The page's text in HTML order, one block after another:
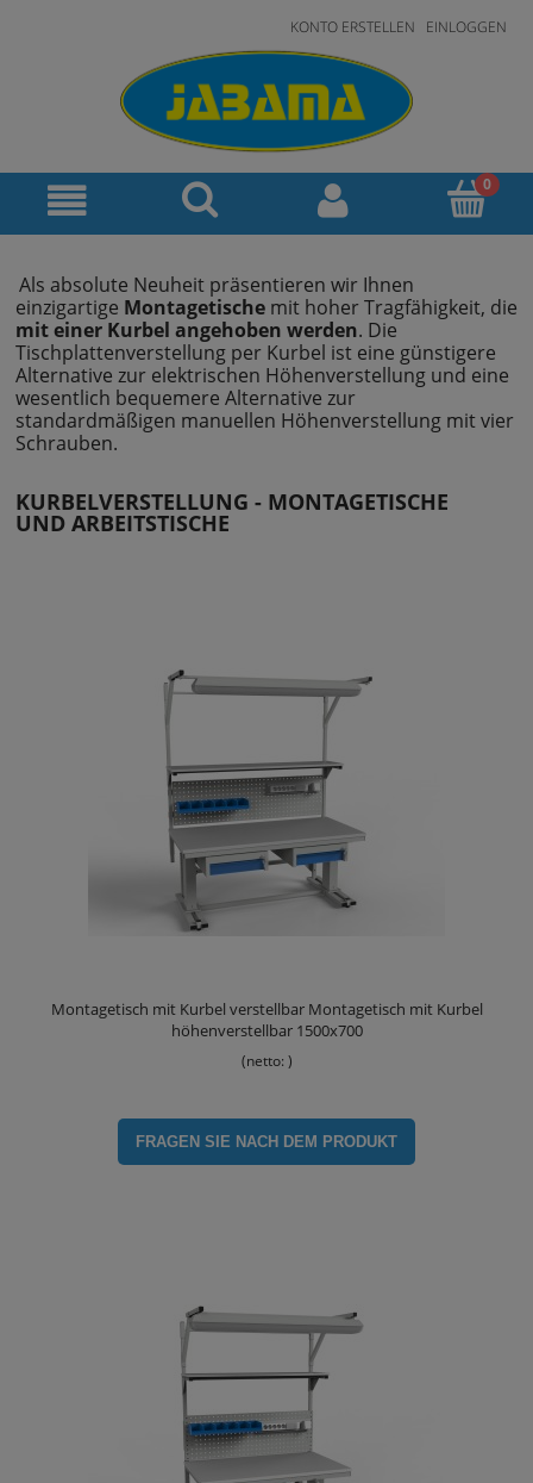
KONTO ERSTELLEN EINLOGGEN
Als absolute Neuheit präsentieren wir Ihnen
einzigartige Montagetische mit hoher Tragfähigkeit, die
mit einer Kurbel angehoben werden. Die
Tischplattenverstellung per Kurbel ist eine günstigere
Alternative zur elektrischen Höhenverstellung und eine
wesentlich bequemere Alternative zur
standardmäßigen manuellen Höhenverstellung mit vier
Schrauben.
KURBELVERSTELLUNG - MONTAGETISCHE
UND ARBEITSTISCHE
Montagetisch mit Kurbel verstellbar Montagetisch mit Kurbel
höhenverstellbar 1500x700
(netto: )
FRAGEN SIE NACH DEM PRODUKT